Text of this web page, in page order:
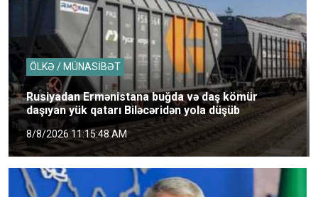
ÖLKƏ / MÜNASİBƏT
Rusiyadan Ermənistana buğda və daş kömür
daşıyan yük qatarı Biləcəridən yola düşüb
8/8/2026 11:15:48 AM